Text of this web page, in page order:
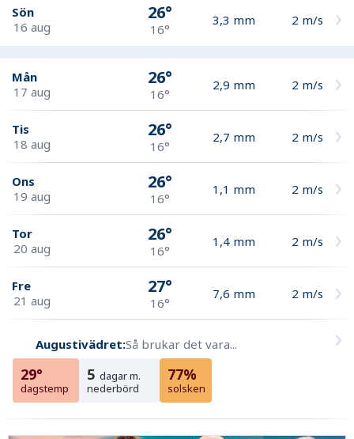
Sön
16 aug
26°
16°
3,3 mm 2 m/s
Mån
17 aug
26°
16°
2,9 mm 2 m/s
Tis
18 aug
26°
16°
2,7 mm 2 m/s
Ons
19 aug
26°
16°
1,1 mm 2 m/s
Tor
20 aug
26°
16°
1,4 mm 2 m/s
Fre
21 aug
27°
16°
7,6 mm 2 m/s
Augustivädret:Så brukar det vara...
29°
dagstemp
5 dagar m.
nederbörd
77%
solsken